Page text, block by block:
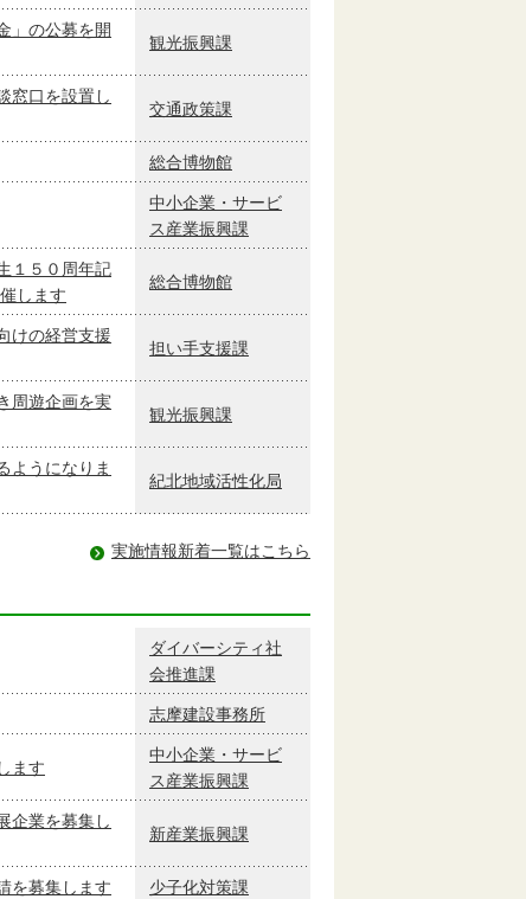
」の公募を開
観光振興課
窓口を設置し
交通政策課
総合博物館
中小企業・サービ
ス産業振興課
１５０周年記
します
総合博物館
けの経営支援
担い手支援課
周遊企画を実
観光振興課
ようになりま
紀北地域活性化局
実施情報新着一覧はこちら
ダイバーシティ社
会推進課
志摩建設事務所
ます
中小企業・サービ
ス産業振興課
企業を募集し
新産業振興課
を募集します 少子化対策課